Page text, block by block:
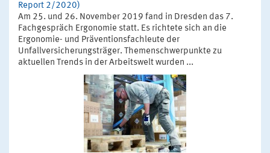
Report 2/2020)
Am 25. und 26. November 2019 fand in Dresden das 7.
Fachgespräch Ergonomie statt. Es richtete sich an die
Ergonomie- und Präventionsfachleute der
Unfallversicherungsträger. Themenschwerpunkte zu
aktuellen Trends in der Arbeitswelt wurden ...